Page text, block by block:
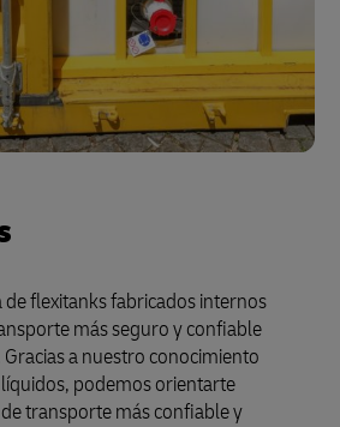
flexitanks fabricados internos
más seguro y confiable
a nuestro conocimiento
podemos orientarte
transporte más confiable y